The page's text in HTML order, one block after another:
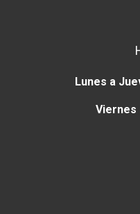
Lunes a
Viernes